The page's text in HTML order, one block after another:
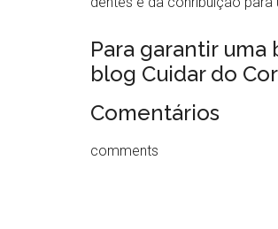
Para garantir
blog Cuidar do
Comentários
comments